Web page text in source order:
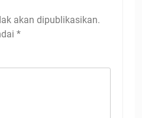
akan dipublikasikan.
*